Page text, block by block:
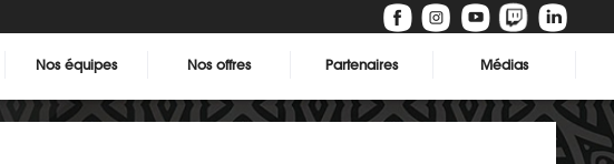
Nos équipes Nos offres Partenaires Médias